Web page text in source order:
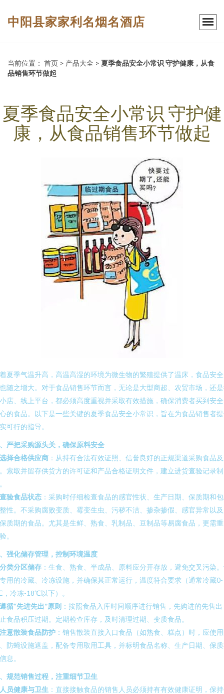
中阳县家家利名烟名酒店
当前位置： 首页 > 产品大全 > 夏季食品安全小常识 守护健康，从食
品销售环节做起
夏季食品安全小常识 守护健
康，从食品销售环节做起
夏季气温升高，高温高湿的环境为微生物的繁殖提供了温床，食品安
随之增大。对于食品销售环节而言，无论是大型商超、农贸市场，还
店、线上平台，都必须高度重视并采取有效措施，确保消费者买到安
的食品。以下是一些关键的夏季食品安全小常识，旨在为食品销售者
可行的指导。
严把采购源头关，确保原料安全
选择合格供应商 ：从持有合法有效证照、信誉良好的正规渠道采购食品
索取并留存供货方的许可证和产品合格证明文件，建立进货查验记录制
查验食品状态 ：采购时仔细检查食品的感官性状、生产日期、保质期和
性。不采购腐败变质、霉变生虫、污秽不洁、掺杂掺假、感官异常以
质期的食品。尤其是生鲜、熟食、乳制品、豆制品等易腐食品，更需
。
强化储存管理，控制环境温度
分类分区储存 ：生食、熟食、半成品、原料应分开存放，避免交叉污染
用的冷藏、冷冻设施，并确保其正常运行，温度符合要求（通常冷藏0-
冷冻-18℃以下）。
遵循“先进先出”原则 ：按照食品入库时间顺序进行销售，先购进的先售出
食品积压过期。定期检查库存，及时清理过期、变质食品。
注意散装食品防护 ：销售散装直接入口食品（如熟食、糕点）时，应使
防蝇设施遮盖，配备专用取用工具，并标明食品名称、生产日期、保
息。
规范销售过程，注重细节卫生
人员健康与卫生 ：直接接触食品的销售人员必须持有有效健康证明，保